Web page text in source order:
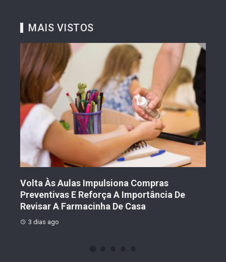
MAIS VISTOS
Volta Às Aulas Impulsiona Compras
Preventivas E Reforça A Importância De
Revisar A Farmacinha De Casa
3 dias ago